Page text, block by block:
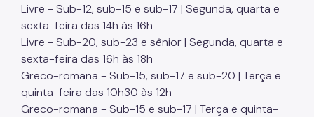
Livre - Sub-12, sub-15 e sub-17 | Segunda, quarta e
sexta-feira das 14h às 16h
Livre - Sub-20, sub-23 e sênior | Segunda, quarta e
sexta-feira das 16h às 18h
Greco-romana - Sub-15, sub-17 e sub-20 | Terça e
quinta-feira das 10h30 às 12h
Greco-romana - Sub-15 e sub-17 | Terça e quinta-